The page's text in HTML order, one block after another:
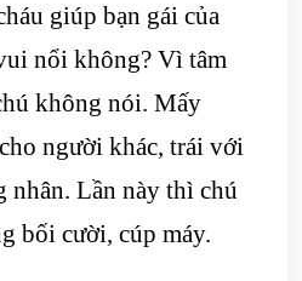
giúp bạn gái của
nổi không? Vì tâm
không nói. Mấy
người khác, trái với
nhân. Lần này thì chú
bối cười, cúp máy.